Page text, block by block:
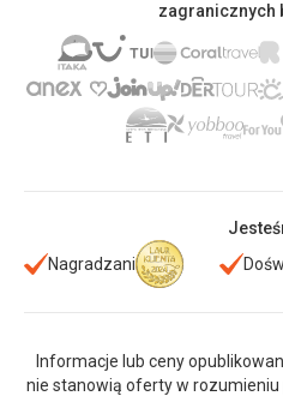
zagranicznych
Nagradzani
Informacje lub ceny
nie stanowią oferty w rozumieniu